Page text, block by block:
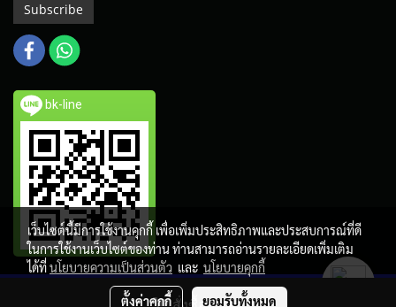
Subscribe
bk-line
Copy right by BangkokTrophy.com
เว็บไซต์นี้มีการใช้งานคุกกี้ เพื่อเพิ่มประสิทธิภาพและประสบการณ์ที่ดี
ในการใช้งานเว็บไซต์ของท่าน ท่านสามารถอ่านรายละเอียดเพิ่มเติม
ได้ที่นโยบายความเป็นส่วนตัว และ นโยบายคุกกี้
ตั้งค่าคุกกี้ ยอมรับทั้งหมด